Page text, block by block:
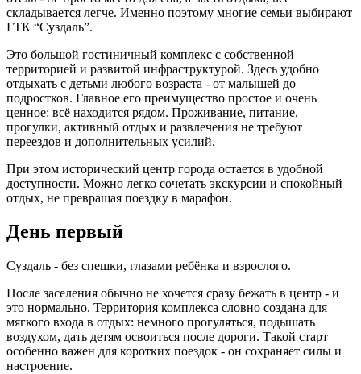
складывается легче. Именно поэтому многие семьи выбирают
ГТК “Суздаль”.
Это большой гостиничный комплекс с собственной
территорией и развитой инфраструктурой. Здесь удобно
отдыхать с детьми любого возраста - от малышей до
подростков. Главное его преимущество простое и очень
ценное: всё находится рядом. Проживание, питание,
прогулки, активный отдых и развлечения не требуют
переездов и дополнительных усилий.
При этом исторический центр города остается в удобной
доступности. Можно легко сочетать экскурсии и спокойный
отдых, не превращая поездку в марафон.
День первый
Суздаль - без спешки, глазами ребёнка и взрослого.
После заселения обычно не хочется сразу бежать в центр - и
это нормально. Территория комплекса словно создана для
мягкого входа в отдых: немного прогуляться, подышать
воздухом, дать детям освоиться после дороги. Такой старт
особенно важен для коротких поездок - он сохраняет силы и
настроение.